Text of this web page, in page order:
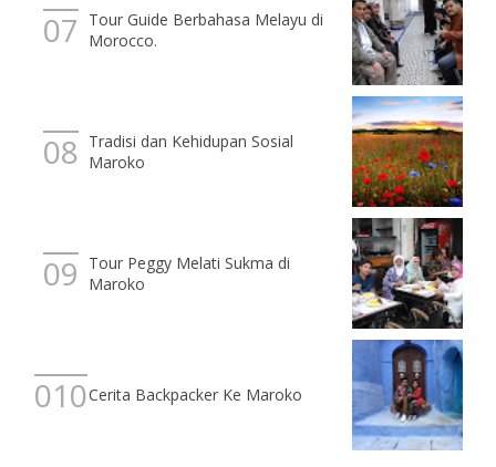
Tour Guide Berbahasa Melayu di
Morocco.
Tradisi dan Kehidupan Sosial
Maroko
Tour Peggy Melati Sukma di
Maroko
Cerita Backpacker Ke Maroko